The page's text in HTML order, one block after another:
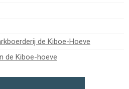
de Kiboe-Hoeve
de Kiboe-hoeve